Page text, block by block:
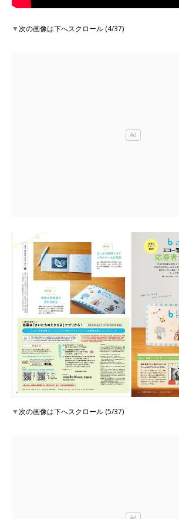
▼次の画像は下へスクロール (4/37)
▼次の画像は下へスクロール (5/37)